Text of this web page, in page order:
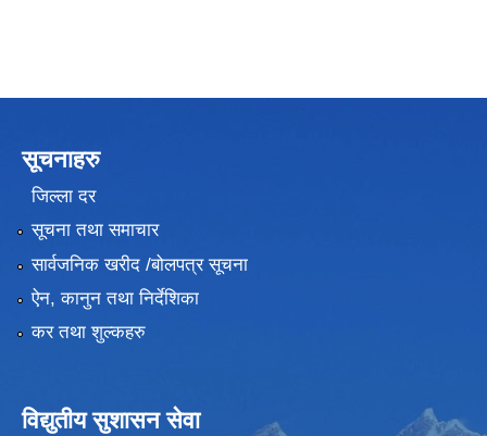
सूचनाहरु
जिल्ला दर
सूचना तथा समाचार
सार्वजनिक खरीद /बोलपत्र सूचना
ऐन, कानुन तथा निर्देशिका
कर तथा शुल्कहरु
विद्युतीय सुशासन सेवा